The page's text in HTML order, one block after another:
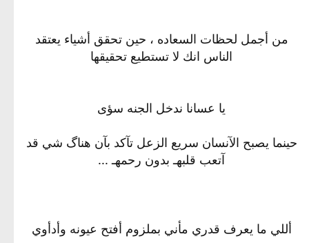
من أجمل لحظات السعاده ، حين تحقق أشياء يعتقد
الناس انك لا تستطيع تحقيقها
يا عسانا ندخل الجنه سؤى
حينما يصبح الآنسان سريع الزعل تآكد بآن هناگ شي قد
آتعب قلبهـ بدون رحمهـ ...
أللي ما يعرف قدري مأني بملزوم أفتح عيونه وأدأوي